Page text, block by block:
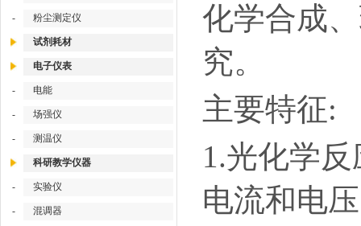
- 粉尘测定仪
试剂耗材
电子仪表
- 电能
- 场强仪
- 测温仪
科研教学仪器
- 实验仪
- 混调器
化学合成
究。
主要特征:
1.光化学
电流和电